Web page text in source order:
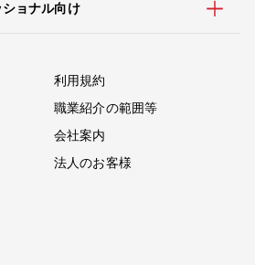
ョナル向け
利用規約
職業紹介の範囲等
会社案内
法人のお客様